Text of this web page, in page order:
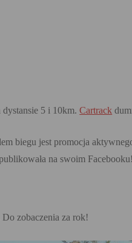
dystansie 5 i 10km.Cartrack
biegu jest promocja
na swoim Facebooku!
zobaczenia za rok!